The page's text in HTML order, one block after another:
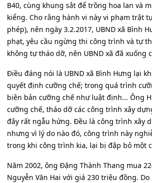
B40, cùng khung sắt để trồng hoa lan và
kiểng. Cho rằng hành vi này vi phạm trật
phép), nên ngày 3.2.2017, UBND xã Bình
phạt, yêu cầu ngừng thi công trình và tự
không tự tháo dỡ, nên UBND xã đã xuống
Điều đáng nói là UBND xã Bình Hưng lại
quyết định cưỡng chế; trong quá trình
biên bản cưỡng chế như luật định... Ông
cưỡng chế, tháo dỡ các công trình xây
đây rất ngẫu hứng. Đều là công trình xây
nhưng vì lý do nào đó, công trình này
trong khi công trình kia, lại bị đập bỏ một
Năm 2002, ông Đặng Thành Thang mua
Nguyễn Văn Hai với giá 230 triệu đồng.